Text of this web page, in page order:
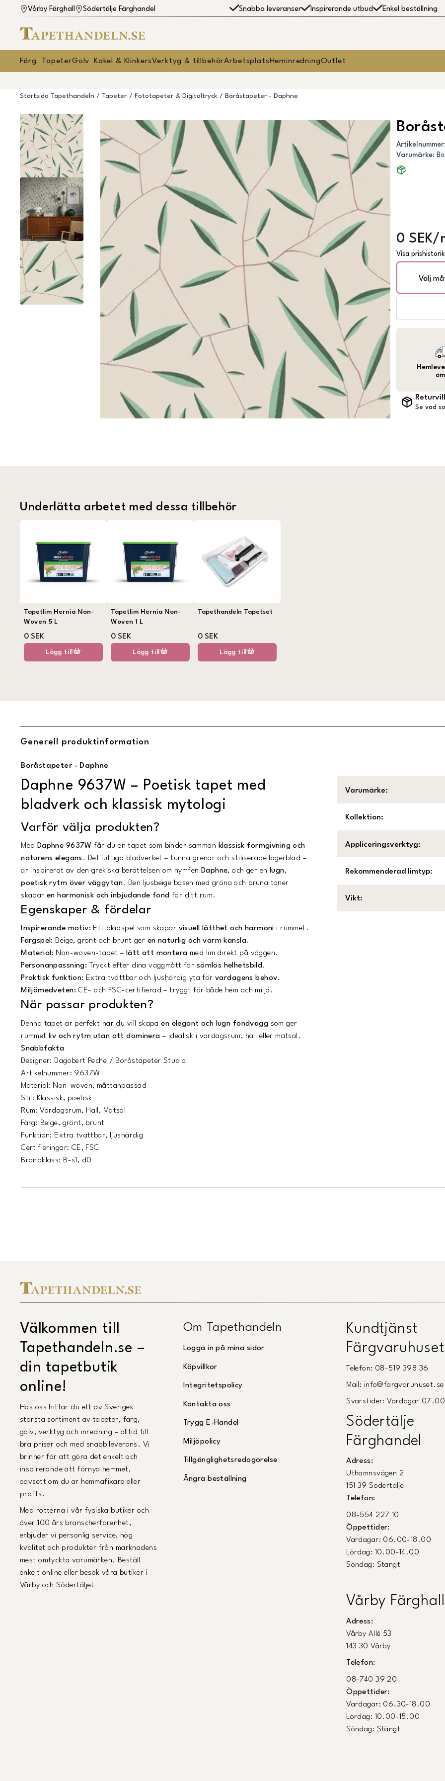
Vårby Färghall Södertälje Färghandel Snabba leveranser Inspirerande utbud Enkel beställning
Färg TapeterGolv Kakel & KlinkersVerktyg & tillbehörArbetsplats HeminredningOutlet
Startsida Tapethandeln Tapeter Fototapeter & Digitaltryck Boråstapeter - Daphne
Artikelnummer
Varumärke:
0 SEK/
Visa prishistorik
Välj
Se vad
Underlätta arbetet med dessa tillbehör
Tapetlim Hernia Non-
Woven 5 L
0 SEK
Lägg till
Tapetlim Hernia Non-
Woven 1 L
0 SEK
Lägg till
Tapethandeln Tapetset
0 SEK
Lägg till
Generell produktinformation
Boråstapeter - Daphne
Daphne 9637W – Poetisk tapet med
bladverk och klassisk mytologi
Varför välja produkten?
Med Daphne 9637W får du en tapet som binder samman klassisk formgivning och
naturens elegans . Det luftiga bladverket – tunna grenar och stiliserade lagerblad –
är inspirerat av den grekiska berättelsen om nymfen Daphne, och ger en lugn,
poetisk rytm över väggytan. Den ljusbeige basen med gröna och bruna toner
skaparen harmonisk och inbjudande fond för ditt rum.
Egenskaper & fördelar
Inspirerande motiv: Ett bladspel som skapar visuell lätthet och harmoni i rummet.
Färgspel: Beige, grönt och brunt ger en naturlig och varm känsla.
Material: Non-woven-tapet – lätt att montera med lim direkt på väggen.
Personanpassning: Tryckt efter dina väggmått för sömlös helhetsbild.
Praktisk funktion: Extra tvättbar och ljushärdig yta förvardagens behov.
Miljömedveten: CE- och FSC-certifierad – tryggt för både hem och miljö.
När passar produkten?
Denna tapet är perfekt när du vill skapaen elegant och lugn fondvägg som ger
rummet liv och rytm utan att dominera – idealisk i vardagsrum, hall eller matsal.
Snabbfakta
Designer: Dagobert Peche / Boråstapeter Studio
Artikelnummer: 9637W
Material: Non-woven, måttanpassad
Stil: Klassisk, poetisk
Rum: Vardagsrum, Hall, Matsal
Färg: Beige, grönt, brunt
Funktion: Extra tvättbar, ljushärdig
Certifieringar: CE, FSC
Brandklass: B-s1, d0
Varumärke:
Kollektion:
Appliceringsverktyg:
Rekommenderad limtyp:
Vikt:
Välkommen till
Tapethandeln.se –
din tapetbutik
online!
Hos oss hittar du ett av Sveriges
största sortiment av tapeter, färg,
golv, verktyg och inredning – alltid till
bra priser och med snabb leverans. Vi
brinner för att göra det enkelt och
inspirerande att förnya hemmet,
oavsett om du är hemmafixare eller
proffs.
Med rötterna i vår fysiska butiker och
över 100 års branscherfarenhet,
erbjuder vi personlig service, hög
kvalitet och produkter från marknadens
mest omtyckta varumärken. Beställ
enkelt online eller besök våra butiker i
Vårby och Södertälje!
Om Tapethandeln
Logga in på mina sidor
Köpvillkor
Integritetspolicy
Kontakta oss
Trygg E-Handel
Miljöpolicy
Tillgänglighetsredogörelse
Ångra beställning
Kundtjänst
Telefon: 08-519 398 36
Mail: info@fargvaruhuset.se
Svarstider: Vardagar
Södertälje
Färghandel
Adress:
Uthamnsvägen 2
151 39 Södertälje
Telefon:
08-554 227 10
Öppettider:
Vardagar: 06.00-18.00
Lördag: 10.00-14.00
Söndag: Stängt
Vårby Färghall
Adress:
Vårby Allé 53
143 30 Vårby
Telefon:
08-740 39 20
Öppettider:
Vardagar: 06.30-18.00
Lördag: 10.00-15.00
Söndag: Stängt